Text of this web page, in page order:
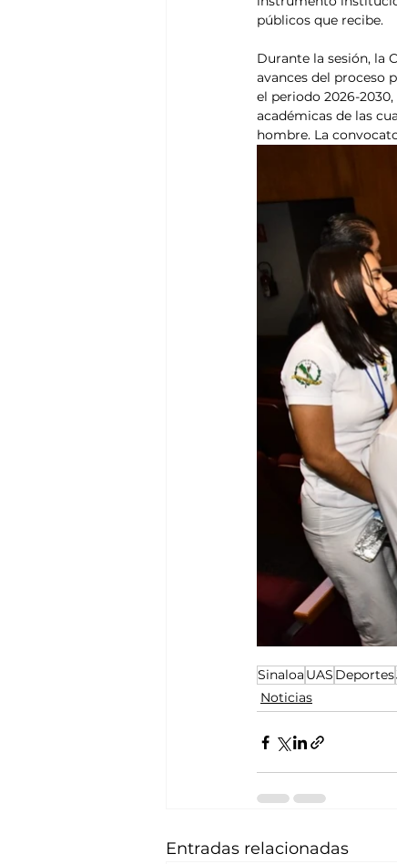
públicos que recibe.
Durante la sesión, la
avances del proceso
el periodo 2026-
académicas de las
hombre. La
Sinaloa UAS Deportes
Noticias
Entradas relacionadas